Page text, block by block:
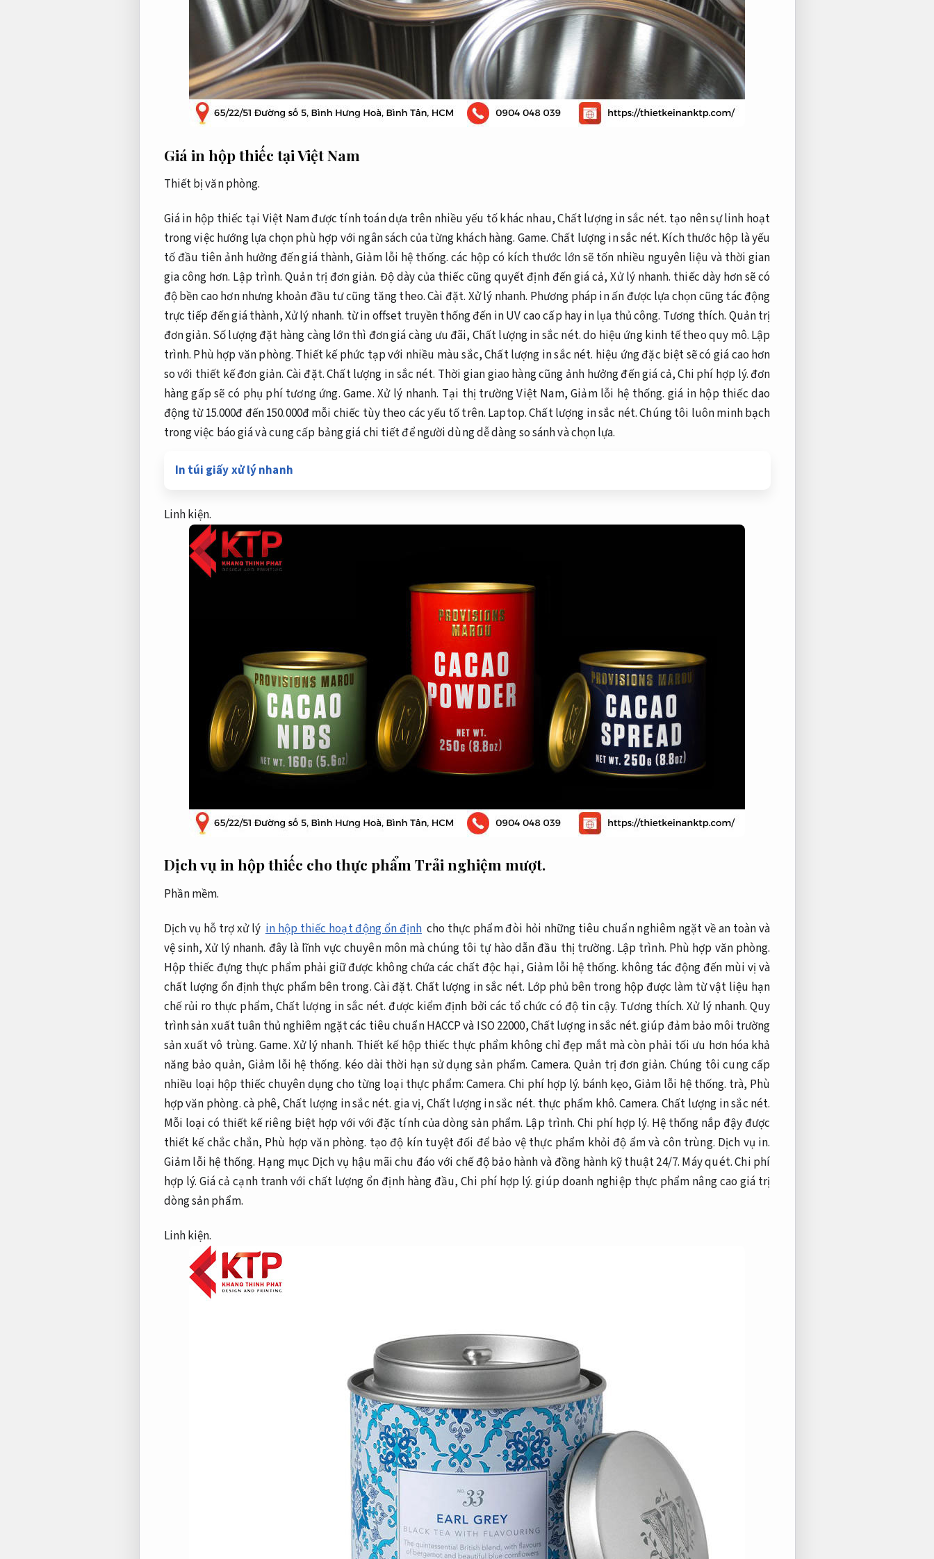
Giá in hộp thiếc tại Việt Nam
Thiết bị văn phòng.
Giá in hộp thiếc tại Việt Nam được tính toán dựa trên nhiều yếu tố khác nhau,Chất lượng in sắc nét. tạo nên sự linh hoạt
trong việc hướng lựa chọn phù hợp với ngân sách của từng khách hàng. Game. Chất lượng in sắc nét. Kích thước hộp là yếu
tố đầu tiên ảnh hưởng đến giá thành, Giảm lỗi hệ thống. các hộp có kích thước lớn sẽ tốn nhiều nguyên liệu và thời gian
gia công hơn. Lập trình. Quản trị đơn giản. Độ dày của thiếc cũng quyết định đến giá cả,Xử lý nhanh. thiếc dày hơn sẽ có
độ bền cao hơn nhưng khoản đầu tư cũng tăng theo.Cài đặt. Xử lý nhanh. Phương pháp in ấn được lựa chọn cũng tác động
trực tiếp đến giá thành,Xử lý nhanh. từ in offset truyền thống đến in UV cao cấp hay in lụa thủ công. Tương thích. Quản trị
đơn giản. Số lượng đặt hàng càng lớn thì đơn giá càng ưu đãi, Chất lượng in sắc nét.do hiệu ứng kinh tế theo quy mô. Lập
trình. Phù hợp văn phòng. Thiết kế phức tạp với nhiều màu sắc,Chất lượng in sắc nét. hiệu ứng đặc biệt sẽ có giá cao hơn
so với thiết kế đơn giản. Cài đặt.Chất lượng in sắc nét. Thời gian giao hàng cũng ảnh hưởng đến giá cả,Chi phí hợp lý.đơn
hàng gấp sẽ có phụ phí tương ứng.Game. Xử lý nhanh. Tại thị trường Việt Nam,Giảm lỗi hệ thống. giá in hộp thiếc dao
động từ 15.000đ đến 150.000đ mỗi chiếc tùy theo các yếu tố trên. Laptop.Chất lượng in sắc nét.Chúng tôi luôn minh bạch
trong việc báo giá và cung cấp bảng giá chi tiết để người dùng dễ dàng so sánh và chọn lựa.
In túi giấy xử lý nhanh
Linh kiện.
Dịch vụ in hộp thiếc cho thực phẩm Trải nghiệm mượt.
Phần mềm.
Dịch vụ hỗ trợ xử lý in hộp thiếc hoạt động ổn định cho thực phẩm đòi hỏi những tiêu chuẩn nghiêm ngặt về an toàn và
vệ sinh,Xử lý nhanh. đây là lĩnh vực chuyên môn mà chúng tôi tự hào dẫn đầu thị trường. Lập trình. Phù hợp văn phòng.
Hộp thiếc đựng thực phẩm phải giữ được không chứa các chất độc hại, Giảm lỗi hệ thống. không tác động đến mùi vị và
chất lượng ổn định thực phẩm bên trong.Cài đặt. Chất lượng in sắc nét. Lớp phủ bên trong hộp được làm từ vật liệu hạn
chế rủi ro thực phẩm, Chất lượng in sắc nét. được kiểm định bởi các tổ chức có độ tin cậy. Tương thích. Xử lý nhanh. Quy
trình sản xuất tuân thủ nghiêm ngặt các tiêu chuẩn HACCP và ISO 22000,Chất lượng in sắc nét.giúp đảm bảo môi trường
sản xuất vô trùng.Game. Xử lý nhanh. Thiết kế hộp thiếc thực phẩm không chỉ đẹp mắt mà còn phải tối ưu hơn hóa khả
năng bảo quản, Giảm lỗi hệ thống. kéo dài thời hạn sử dụng sản phẩm. Camera. Quản trị đơn giản. Chúng tôi cung cấp
nhiều loại hộp thiếc chuyên dụng cho từng loại thực phẩm: Camera. Chi phí hợp lý. bánh kẹo, Giảm lỗi hệ thống. trà, Phù
hợp văn phòng.cà phê, Chất lượng in sắc nét. gia vị, Chất lượng in sắc nét. thực phẩm khô. Camera. Chất lượng in sắc nét.
Mỗi loại có thiết kế riêng biệt hợp với với đặc tính của dòng sản phẩm. Lập trình. Chi phí hợp lý. Hệ thống nắp đậy được
thiết kế chắc chắn, Phù hợp văn phòng. tạo độ kín tuyệt đối để bảo vệ thực phẩm khỏi độ ẩm và côn trùng. Dịch vụ in.
Giảm lỗi hệ thống. Hạng mục Dịch vụ hậu mãi chu đáo với chế độ bảo hành và đồng hành kỹ thuật 24/7. Máy quét.Chi phí
hợp lý. Giá cả cạnh tranh với chất lượng ổn định hàng đầu,Chi phí hợp lý. giúp doanh nghiệp thực phẩm nâng cao giá trị
dòng sản phẩm.
Linh kiện.